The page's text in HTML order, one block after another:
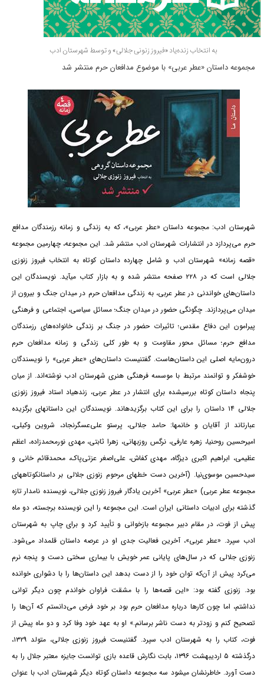
به انتخاب زنده‌یاد «فیروز زنونی جلالی» و توسط شهرستان ادب
مجموعه داستان «عطر عربی» با موضوع مدافعان حرم منتشر شد
شهرستان ادب: مجموعه داستان «عطر عربی»، که به زندگی و زمانه رزمندگان مدافع
حرم می‌پردازد در انتشارات شهرستان ادب منتشر شد. این مجموعه، چهارمین مجموعه
«قصه زمانه» شهرستان ادب و شامل چهارده داستان کوتاه به انتخاب فیروز زنوزی
جلالی است که در ۲۲۸ صفحه منتشر شده و به بازار کتاب می‎آید. نویسندگان این
داستان‌های خواندنی در عطر عربی، به زندگی مدافعان حرم در میدان جنگ و بیرون از
میدان می‌پردازند. چگونگی حضور در میدان جنگ؛ مسائل سیاسی، اجتماعی و فرهنگی
پیرامون این دفاع مقدس؛ تاثیرات حضور در جنگ بر زندگی خانواده‌های رزمندگان
مدافع حرم؛ مسائل محور مقاومت و به طور کلی زندگی و زمانه مدافعان حرم
درون‌مایه اصلی این داستان‌هاست. گفتنی‎ست داستان‌های «عطر عربی» را نویسندگان
خوش‎فکر و توانمند مرتبط با موسسه فرهنگی هنری شهرستان ادب نوشته‌اند. از میان
پنجاه داستان کوتاه بررسی‎شده برای انتشار در عطر عربی، زنده‎یاد استاد فیروز زنوزی
جلالی ۱۴ داستان را برای این کتاب برگزیده‎اند. نویسندگان این داستان‎های برگزیده
عبارت‎اند از آقایان و خانم‎ها: حامد جلالی، پرستو علی‌عسگرنجاد، شروین وکیلی،
امیرحسین روح‎نیا، زهره عارفی، نرگس روزبهانی، زهرا ثابتی، مهدی نورمحمدزاده، اعظم
عظیمی، ابراهیم اکبری دیزگاه، مهدی کفاش، علی‌اصغر عزتی‌پاک، محمدقائم خانی و
سیدحسین موسوی‌نیا. (آخرین دست خط‎های مرحوم زنوزی جلالی بر داستان‎کوتاه‎های
مجموعه عطر عربی) «عطر عربی» آخرین یادگار فیروز زنوزی جلالی، نویسنده نامدار تازه
گذشته برای ادبیات داستانی ایران است. این مجموعه را این نویسنده برجسته، دو ماه
پیش از فوت، در مقام دبیر مجموعه بازخوانی و تأیید کرد و برای چاپ به شهرستان
ادب سپرد. «عطر عربی»، آخرین فعالیت جدی او در عرصه داستان قلمداد می‌شود.
زنوزی جلالی که در سال‌های پایانی عمر خویش با بیماری سختی دست و پنجه نرم
می‌کرد پیش از آن‌که توان خود را از دست بدهد این داستان‌ها را با دشواری خوانده
بود. زنوزی گفته بود: «این قصه‌ها را با مشقت فراوان خواندم چون دیگر توانی
نداشتم، اما چون کارها درباره مدافعان حرم بود بر خود فرض می‌دانستم که آن‌ها را
تصحیح کنم و زودتر به دست ناشر برسانم.» او به عهد خود وفا کرد و دو ماه پیش از
فوت، کتاب را به شهرستان ادب سپرد. گفتنی‎ست فیروز زنوزی جلالی، متولد ۱۳۲۹،
درگذشته ۵ اردیبهشت ۱۳۹۶، بابت نگارش قاعده بازی توانست جایزه معتبر جلال را به
دست آورد. خاطرنشان می‎شود سه مجموعه داستان کوتاه دیگر شهرستان ادب با عنوان